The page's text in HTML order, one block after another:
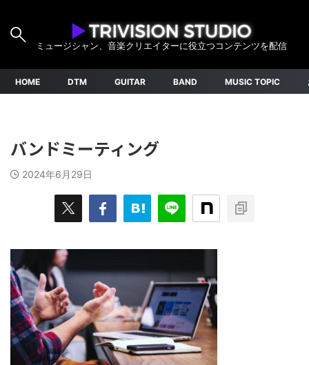
ミュージシャン、音楽クリエイターに役立つコンテンツを配信
HOME DTM GUITAR BAND MUSIC TOPIC
バンドミーティング
2024年6月29日